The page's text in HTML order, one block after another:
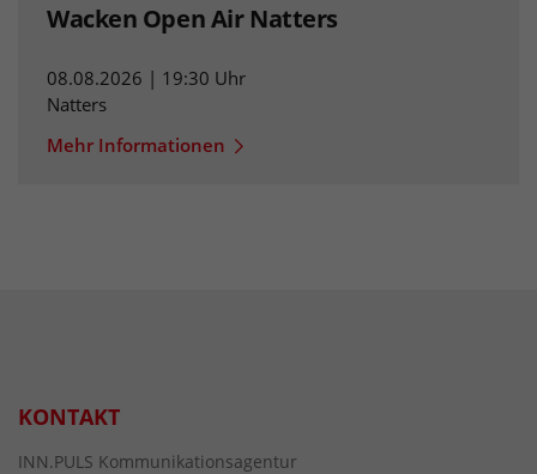
Wacken Open Air Natters
08.08.2026 | 19:30 Uhr
Natters
Mehr Informationen
KONTAKT
INN.PULS Kommunikationsagentur